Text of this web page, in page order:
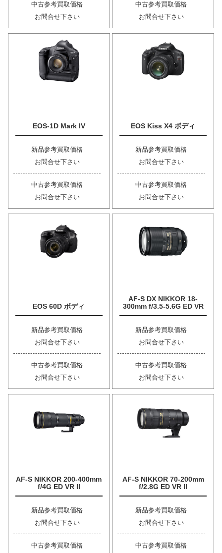
中古参考買取価格
お問合せ下さい
中古参考買取価格
お問合せ下さい
EOS-1D Mark IV
新品参考買取価格
お問合せ下さい
中古参考買取価格
お問合せ下さい
EOS Kiss X4 ボディ
新品参考買取価格
お問合せ下さい
中古参考買取価格
お問合せ下さい
EOS 60D ボディ
新品参考買取価格
お問合せ下さい
中古参考買取価格
お問合せ下さい
AF-S DX NIKKOR 18-
300mm f/3.5-5.6G ED VR
新品参考買取価格
お問合せ下さい
中古参考買取価格
お問合せ下さい
AF-S NIKKOR 200-400mm
f/4G ED VR II
新品参考買取価格
お問合せ下さい
中古参考買取価格
AF-S NIKKOR 70-200mm
f/2.8G ED VR II
新品参考買取価格
お問合せ下さい
中古参考買取価格